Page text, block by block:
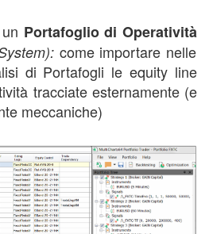
Portafoglio di Operatività
come importare nelle
di Portafogli le equity line
tracciate esternamente (e
meccaniche)